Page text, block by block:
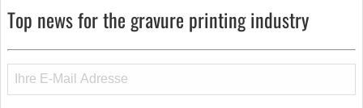
Top news for the gravure printing industry